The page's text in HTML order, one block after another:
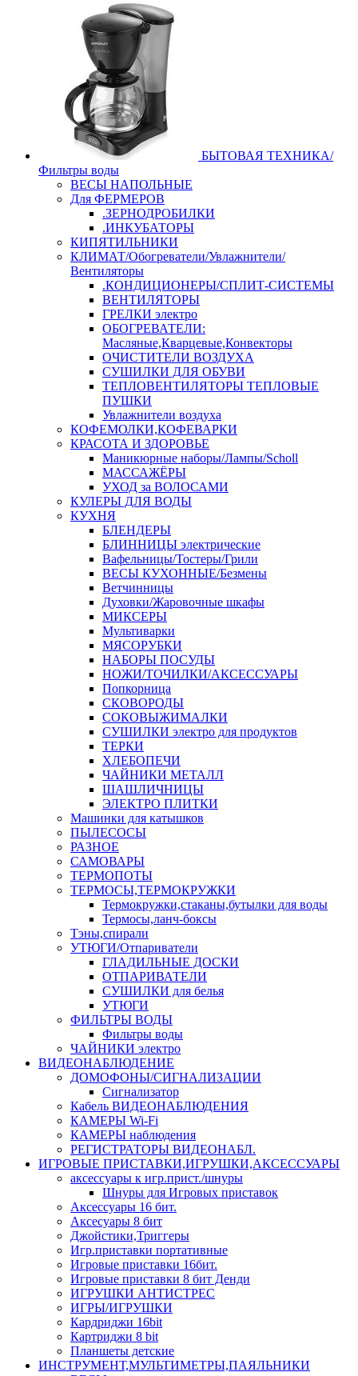
БЫТОВАЯ ТЕХНИКА/
Фильтры воды
ВЕСЫ НАПОЛЬНЫЕ
Для ФЕРМЕРОВ
.ЗЕРНОДРОБИЛКИ
.ИНКУБАТОРЫ
КИПЯТИЛЬНИКИ
КЛИМАТ/Обогреватели/Увлажнители/
Вентиляторы
.КОНДИЦИОНЕРЫ/СПЛИТ-СИСТЕМЫ
ВЕНТИЛЯТОРЫ
ГРЕЛКИ электро
ОБОГРЕВАТЕЛИ:
Масляные,Кварцевые,Конвекторы
ОЧИСТИТЕЛИ ВОЗДУХА
СУШИЛКИ ДЛЯ ОБУВИ
ТЕПЛОВЕНТИЛЯТОРЫ ТЕПЛОВЫЕ
ПУШКИ
Увлажнители воздуха
КОФЕМОЛКИ,КОФЕВАРКИ
КРАСОТА И ЗДОРОВЬЕ
Маникюрные наборы/Лампы/Scholl
МАССАЖЁРЫ
УХОД за ВОЛОСАМИ
КУЛЕРЫ ДЛЯ ВОДЫ
КУХНЯ
БЛЕНДЕРЫ
БЛИННИЦЫ электрические
Вафельницы/Тостеры/Грили
ВЕСЫ КУХОННЫЕ/Безмены
Ветчинницы
Духовки/Жаровочные шкафы
МИКСЕРЫ
Мультиварки
МЯСОРУБКИ
НАБОРЫ ПОСУДЫ
НОЖИ/ТОЧИЛКИ/АКСЕССУАРЫ
Попкорница
СКОВОРОДЫ
СОКОВЫЖИМАЛКИ
СУШИЛКИ электро для продуктов
ТЕРКИ
ХЛЕБОПЕЧИ
ЧАЙНИКИ МЕТАЛЛ
ШАШЛИЧНИЦЫ
ЭЛЕКТРО ПЛИТКИ
Машинки для катышков
ПЫЛЕСОСЫ
РАЗНОЕ
САМОВАРЫ
ТЕРМОПОТЫ
ТЕРМОСЫ,ТЕРМОКРУЖКИ
Термокружки,стаканы,бутылки для воды
Термосы,ланч-боксы
Тэны,спирали
УТЮГИ/Отпариватели
ГЛАДИЛЬНЫЕ ДОСКИ
ОТПАРИВАТЕЛИ
СУШИЛКИ для белья
УТЮГИ
ФИЛЬТРЫ ВОДЫ
Фильтры воды
ЧАЙНИКИ электро
ВИДЕОНАБЛЮДЕНИЕ
ДОМОФОНЫ/СИГНАЛИЗАЦИИ
Сигнализатор
Кабель ВИДЕОНАБЛЮДЕНИЯ
КАМЕРЫ Wi-Fi
КАМЕРЫ наблюдения
РЕГИСТРАТОРЫ ВИДЕОНАБЛ.
ИГРОВЫЕ ПРИСТАВКИ,ИГРУШКИ,АКСЕССУАРЫ
аксесcуары к игр.прист./шнуры
Шнуры для Игровых приставок
Аксессуары 16 бит.
Аксесуары 8 бит
Джойстики,Триггеры
Игр.приставки портативные
Игровые приставки 16бит.
Игровые приставки 8 бит Денди
ИГРУШКИ АНТИСТРЕС
ИГРЫ/ИГРУШКИ
Кардриджи 16bit
Картриджи 8 bit
Планшеты детские
ИНСТРУМЕНТ,МУЛЬТИМЕТРЫ,ПАЯЛЬНИКИ